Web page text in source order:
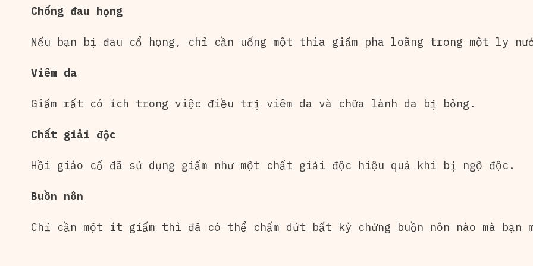
Chống đau họng
Nếu bạn bị đau cổ họng, chỉ cần uống một thìa giấm pha loãng trong một ly
Viêm da
Giấm rất có ích trong việc điều trị viêm da và chữa lành da bị bỏng.
Chất giải độc
Hồi giáo cổ đã sử dụng giấm như một chất giải độc hiệu quả khi bị ngộ độc.
Buồn nôn
Chỉ cần một ít giấm thì đã có thể chấm dứt bất kỳ chứng buồn nôn nào mà bạn